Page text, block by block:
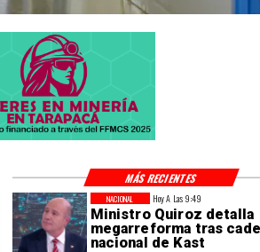
Hoy A Las 9:49
Ministro Quiroz detalla
megarreforma tras
nacional de Kast
NACIONAL
MÁS RECIENTES